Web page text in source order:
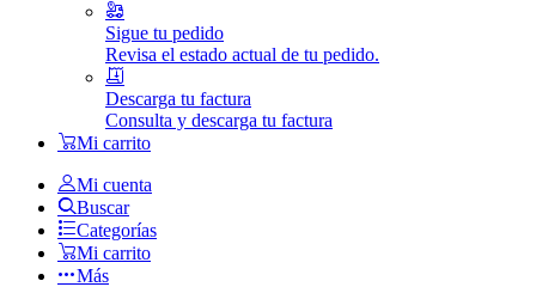
Sigue tu pedido
Revisa el estado actual de tu pedido.
Descarga tu factura
Consulta y descarga tu factura
Mi carrito
Mi cuenta
Buscar
Categorías
Mi carrito
Más